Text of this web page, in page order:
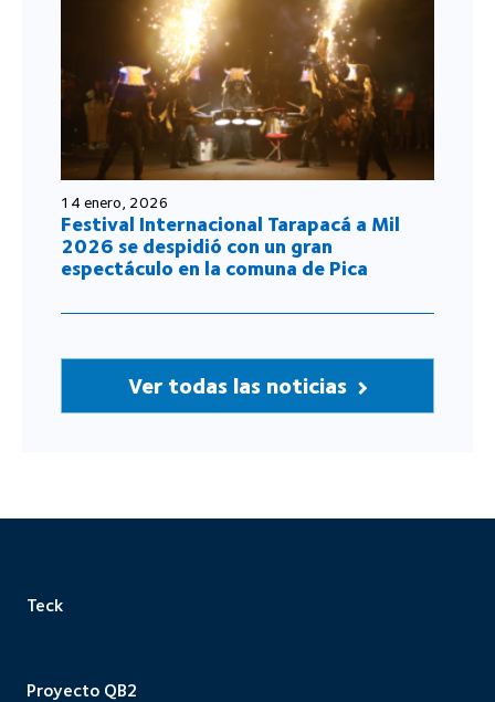
14 enero, 2026
Festival Internacional Tarapacá a Mil
2026 se despidió con un gran
espectáculo en la comuna de Pica
Ver todas las noticias
Teck
Proyecto QB2